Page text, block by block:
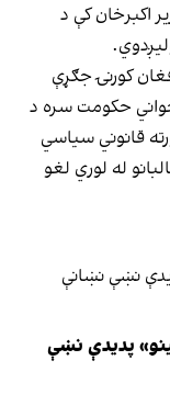
اکبرخان کې د
کورنۍ جګړې
مې کې له پخواني حکومت سره د
قانوني سیاسي
له لوري لغو
پدیدې نښې